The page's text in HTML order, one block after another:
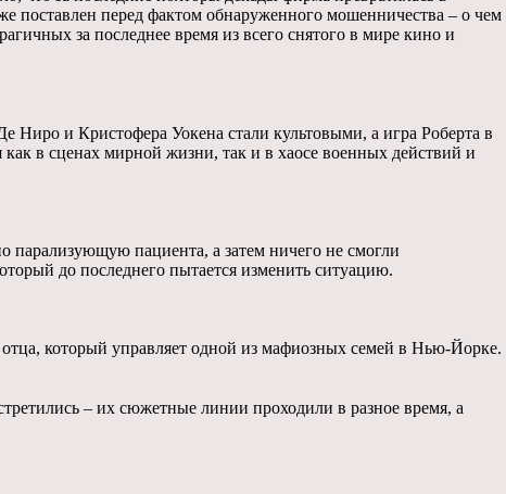
поставлен перед фактом обнаруженного мошенничества – о чем
за последнее время из всего снятого в мире кино и
и Кристофера Уокена стали культовыми, а игра Роберта в
как в сценах мирной жизни, так и в хаосе военных действий и
парализующую пациента, а затем ничего не смогли
до последнего пытается изменить ситуацию.
который управляет одной из мафиозных семей в Нью-Йорке.
– их сюжетные линии проходили в разное время, а